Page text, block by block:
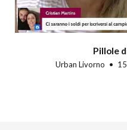
Pillole
Urban Livorno